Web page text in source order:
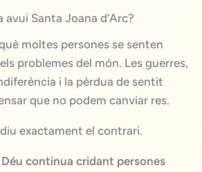
avui Santa Joana d’Arc?
moltes persones se senten
problemes del món. Les guerres,
i la pèrdua de sentit
que no podem canviar res.
exactament el contrari.
continua cridant persones